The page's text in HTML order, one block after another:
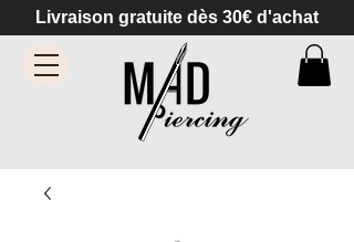
Livraison gratuite dès 30€ d'achat